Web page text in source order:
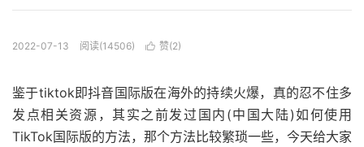
2022-07-13 阅读(14506)  赞(2)
鉴于tiktok即抖音国际版在海外的持续火爆，真的忍不住多
发点相关资源，其实之前发过国内(中国大陆)如何使用
TikTok国际版的方法，那个方法比较繁琐一些，今天给大家